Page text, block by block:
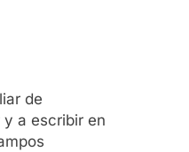
de
a escribir en